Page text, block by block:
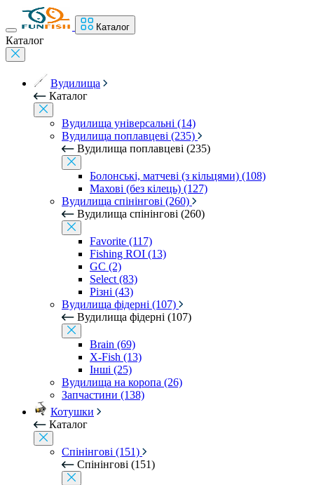
Каталог
Каталог
Вудилища
Каталог
Вудилища універсальні (14)
Вудилища поплавцеві (235)
Вудилища поплавцеві (235)
Болонські, матчеві (з кільцями) (108)
Махові (без кілець) (127)
Вудилища спінінгові (260)
Вудилища спінінгові (260)
Favorite (117)
Fishing ROI (13)
GC (2)
Select (83)
Різні (43)
Вудилища фідерні (107)
Вудилища фідерні (107)
Brain (69)
X-Fish (13)
Інші (25)
Вудилища на коропа (26)
Запчастини (138)
Котушки
Каталог
Спінінгові (151)
Спінінгові (151)